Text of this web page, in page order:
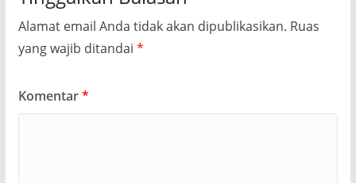
Alamat email Anda tidak akan dipublikasikan. Ruas
yang wajib ditandai *
Komentar*